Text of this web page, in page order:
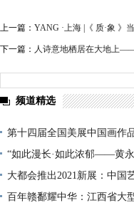
上一篇： YANG ·上海 |《 质·象 》
下一篇： 人诗意地栖居在大地上
频道精选
第十四届全国美展中国画作
“如此漫长·如此浓郁——黄
大都会推出2021新展：中国
百年赣鄱耀中华：江西省大